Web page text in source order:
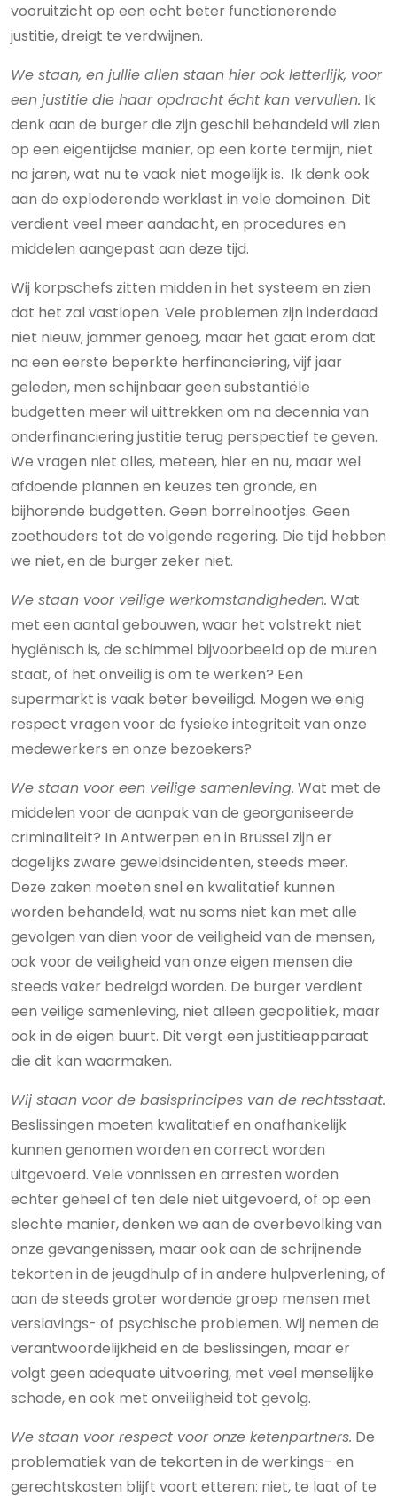
vooruitzicht op een echt beter functionerende
justitie, dreigt te verdwijnen.
We staan, en jullie allen staan hier ook letterlijk, voor
een justitie die haar opdracht écht kan vervullen. Ik
denk aan de burger die zijn geschil behandeld wil zien
op een eigentijdse manier, op een korte termijn, niet
na jaren, wat nu te vaak niet mogelijk is. Ik denk ook
aan de exploderende werklast in vele domeinen. Dit
verdient veel meer aandacht, en procedures en
middelen aangepast aan deze tijd.
Wij korpschefs zitten midden in het systeem en zien
dat het zal vastlopen. Vele problemen zijn inderdaad
niet nieuw, jammer genoeg, maar het gaat erom dat
na een eerste beperkte herfinanciering, vijf jaar
geleden, men schijnbaar geen substantiële
budgetten meer wil uittrekken om na decennia van
onderfinanciering justitie terug perspectief te geven.
We vragen niet alles, meteen, hier en nu, maar wel
afdoende plannen en keuzes ten gronde, en
bijhorende budgetten. Geen borrelnootjes. Geen
zoethouders tot de volgende regering. Die tijd hebben
we niet, en de burger zeker niet.
We staan voor veilige werkomstandigheden. Wat
met een aantal gebouwen, waar het volstrekt niet
hygiënisch is, de schimmel bijvoorbeeld op de muren
staat, of het onveilig is om te werken? Een
supermarkt is vaak beter beveiligd. Mogen we enig
respect vragen voor de fysieke integriteit van onze
medewerkers en onze bezoekers?
We staan voor een veilige samenleving. Wat met de
middelen voor de aanpak van de georganiseerde
criminaliteit? In Antwerpen en in Brussel zijn er
dagelijks zware geweldsincidenten, steeds meer.
Deze zaken moeten snel en kwalitatief kunnen
worden behandeld, wat nu soms niet kan met alle
gevolgen van dien voor de veiligheid van de mensen,
ook voor de veiligheid van onze eigen mensen die
steeds vaker bedreigd worden. De burger verdient
een veilige samenleving, niet alleen geopolitiek, maar
ook in de eigen buurt. Dit vergt een justitieapparaat
die dit kan waarmaken.
Wij staan voor de basisprincipes van de rechtsstaat.
Beslissingen moeten kwalitatief en onafhankelijk
kunnen genomen worden en correct worden
uitgevoerd. Vele vonnissen en arresten worden
echter geheel of ten dele niet uitgevoerd, of op een
slechte manier, denken we aan de overbevolking van
onze gevangenissen, maar ook aan de schrijnende
tekorten in de jeugdhulp of in andere hulpverlening, of
aan de steeds groter wordende groep mensen met
verslavings- of psychische problemen. Wij nemen de
verantwoordelijkheid en de beslissingen, maar er
volgt geen adequate uitvoering, met veel menselijke
schade, en ook met onveiligheid tot gevolg.
We staan voor respect voor onze ketenpartners. De
problematiek van de tekorten in de werkings- en
gerechtskosten blijft voort etteren: niet, te laat of te